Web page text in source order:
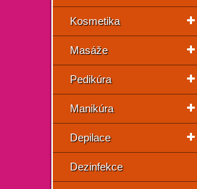
Kosmetika
Masáže
Pedikúra
Manikúra
Depilace
Dezinfekce